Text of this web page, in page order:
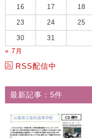
16 17 18
23 24 25
30
31
« 7月
RSS配信中
最新記事：5件